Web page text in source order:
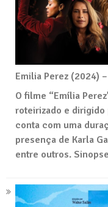
Emilia Perez (2024)
O filme “Emília
roteirizado e dirigido
conta com uma
presença de Karla
entre outros.